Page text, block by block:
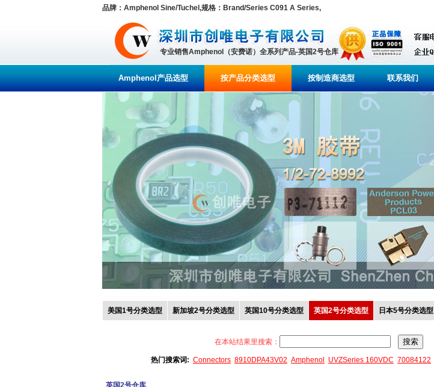
品牌：Amphenol Sine/Tuchel,规格：Brand/Series C091 A Series,
专业销售Amphenol（安费诺）全系列产品-英国2号仓库
Amphenol产品选型 按产品分类选型 按制造商选型 联系我们
美国1号分类选型 新加坡2号分类选型 英国10号分类选型 英国2号分类选型 日本5号分类选型
在本站结果里搜索：
热门搜索词: Connectors 8910DPA43V02 Amphenol UVZSeries 160VDC 70084122
英国2号仓库